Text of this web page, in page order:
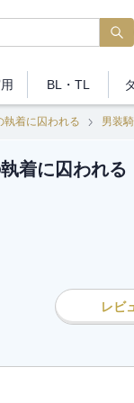
BL・TL
執着に囚われる 男装
着に囚われる
レビ